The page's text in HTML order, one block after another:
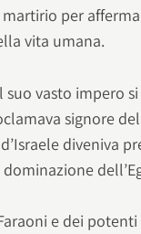
per
vita umana.
vasto impero
signore
diveniva
e dei